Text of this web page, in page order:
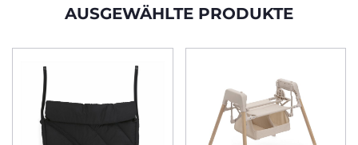
AUSGEWÄHLTE PRODUKTE